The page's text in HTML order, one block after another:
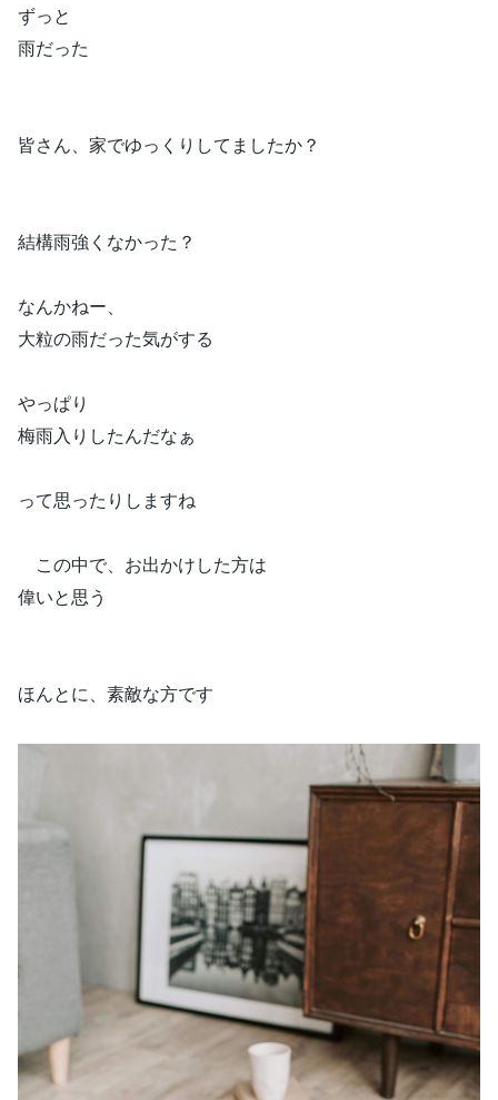
ずっと
雨だった
皆さん、家でゆっくりしてましたか？
結構雨強くなかった？
なんかねー、
大粒の雨だった気がする
やっぱり
梅雨入りしたんだなぁ
って思ったりしますね
この中で、お出かけした方は
偉いと思う
ほんとに、素敵な方です